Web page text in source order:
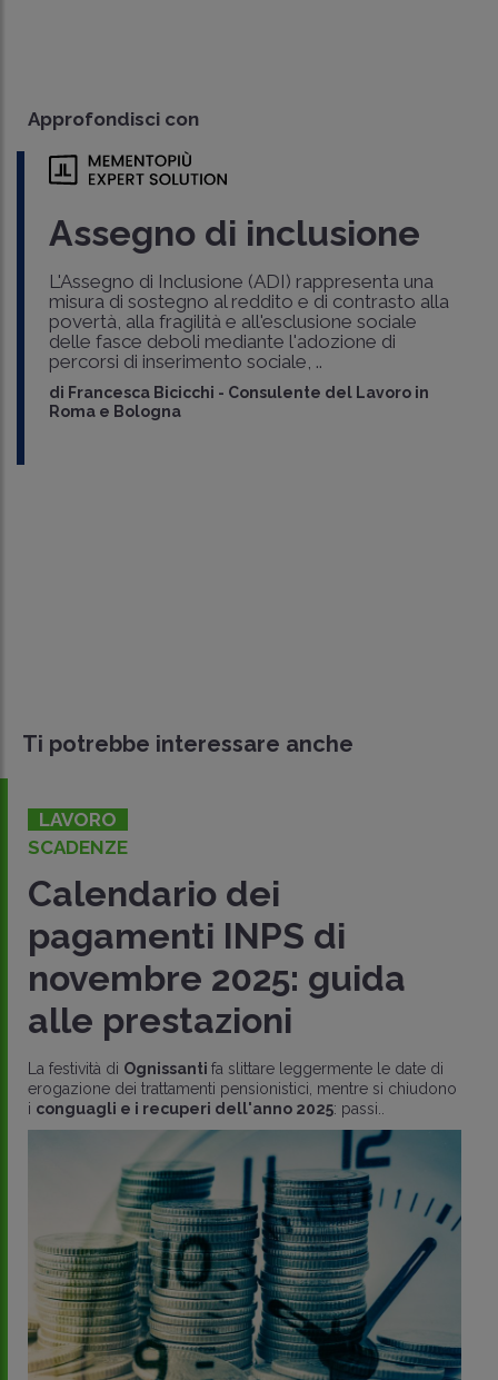
Approfondisci con
Assegno di inclusione
L'Assegno di Inclusione (ADI) rappresenta una
misura di sostegno al reddito e di contrasto alla
povertà, alla fragilità e all'esclusione sociale
delle fasce deboli mediante l'adozione di
percorsi di inserimento sociale, ..
di Francesca Bicicchi - Consulente del Lavoro in
Roma e Bologna
Ti potrebbe interessare anche
LAVORO
SCADENZE
Calendario dei
pagamenti INPS di
novembre 2025: guida
alle prestazioni
La festività di Ognissanti fa slittare leggermente le date di
erogazione dei trattamenti pensionistici, mentre si chiudono
i conguagli e i recuperi dell'anno 2025: passi..